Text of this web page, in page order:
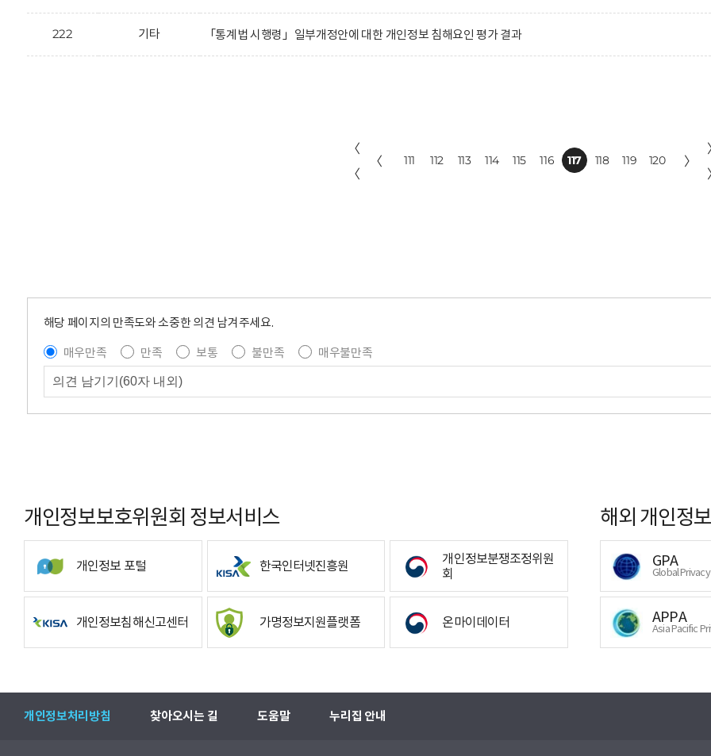
222 기타 「통계법 시행령」일부개정안에 대한 개인정보 침해요인 평가 결과
〈
〈
〈 111 112 113 114 115 116 117 118 119 120 〉
해당 페이지의 만족도와 소중한 의견 남겨주세요.
매우만족
만족 보통 불만족
매우불만족
개인정보보호위원회 정보서비스
개인정보 포털 한국인터넷진흥원
개인정보분쟁조정위원
회
개인정보침해신고센터 가명정보지원플랫폼 온마이데이터
해외 개인정
GPA
Global
APPA
Asia Pacific
개인정보처리방침 찾아오시는 길 도움말 누리집 안내